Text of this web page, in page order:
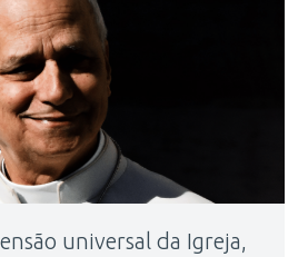
universal da Igreja,